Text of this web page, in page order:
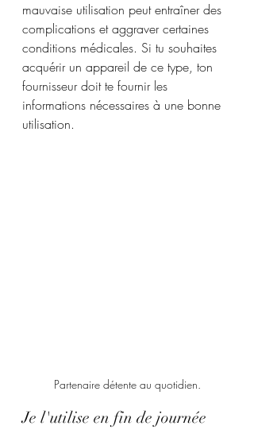
mauvaise utilisation peut entraîner des
complications et aggraver certaines
conditions médicales. Si tu souhaites
acquérir un appareil de ce type, ton
fournisseur doit te fournir les
informations nécessaires à une bonne
utilisation.
Partenaire détente au quotidien.
Je l'utilise en fin de journée